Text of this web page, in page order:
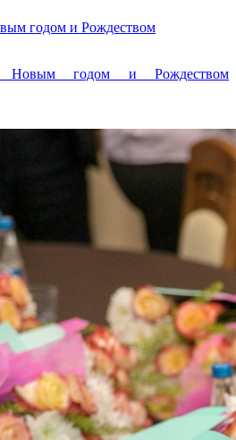
годом и Рождеством
Новым годом и Рождеством